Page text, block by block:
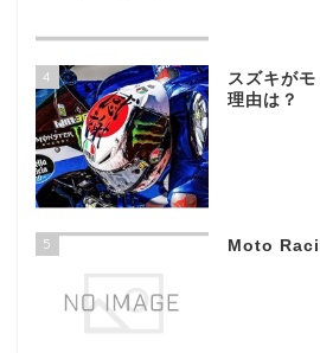
4
スズキが
理由は？
5 Moto